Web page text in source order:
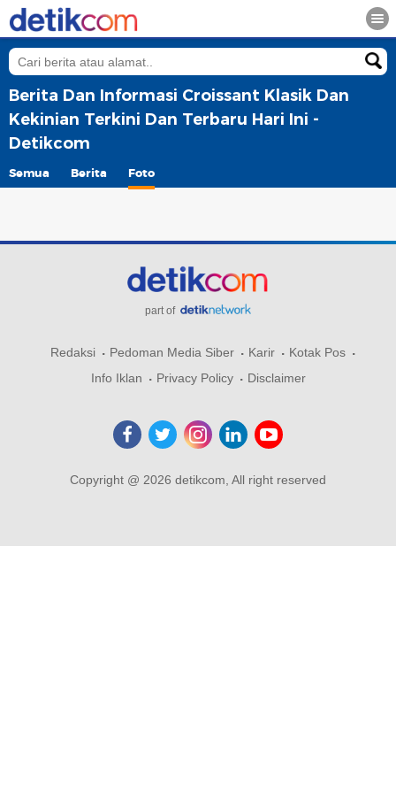
Berita Dan Informasi Croissant Klasik Dan
Kekinian Terkini Dan Terbaru Hari Ini -
Detikcom
Semua Berita Foto
part of
Redaksi Pedoman Media Siber Karir
Kotak Pos
Info Iklan
Privacy Policy Disclaimer
Copyright @ 2026 detikcom, All right reserved